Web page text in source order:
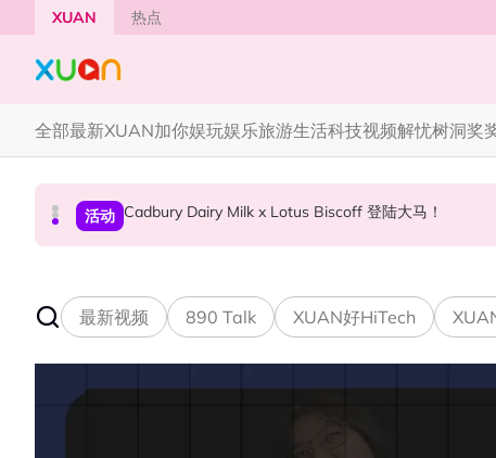
Skip to main content
XUAN 热点
全部最新XUAN加你娱玩娱乐旅游生活科技视频解忧树洞奖
国际星闻 Tom Holland “Spiderman” 替身曝光！“替完蜘蛛人
活动 Cadbury Dairy Milk x Lotus Biscoff 登陆大马！
本地星闻 Henn国贤 “Aunty Henn 脱口秀专场 《笑笑笑笑丧
最新视频 890 Talk XUAN好HiTech